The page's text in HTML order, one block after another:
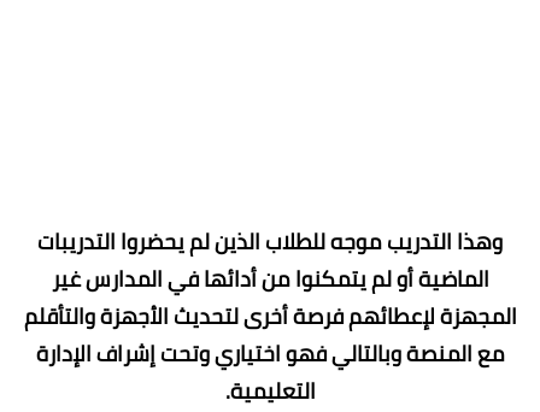
وهذا التدريب موجه للطلاب الذين لم يحضروا التدريبات
الماضية أو لم يتمكنوا من أدائها في المدارس غير
المجهزة لإعطائهم فرصة أخرى لتحديث الأجهزة والتأقلم
مع المنصة وبالتالي فهو اختياري وتحت إشراف الإدارة
التعليمية.